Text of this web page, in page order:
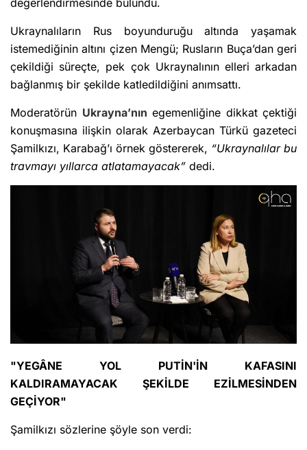
değerlendirmesinde bulundu.
Ukraynalıların Rus boyunduruğu altında yaşamak
istemediğinin altını çizen Mengü; Rusların Buça’dan geri
çekildiği süreçte, pek çok Ukraynalının elleri arkadan
bağlanmış bir şekilde katledildiğini anımsattı.
Moderatörün Ukrayna’nın egemenliğine dikkat çektiği
konuşmasına ilişkin olarak Azerbaycan Türkü gazeteci
Şamilkızı, Karabağ’ı örnek göstererek, “Ukraynalılar bu
travmayı yıllarca atlatamayacak” dedi.
"YEGÂNE YOL PUTİN'İN KAFASINI
KALDIRAMAYACAK ŞEKİLDE EZİLMESİNDEN
GEÇİYOR"
Şamilkızı sözlerine şöyle son verdi: